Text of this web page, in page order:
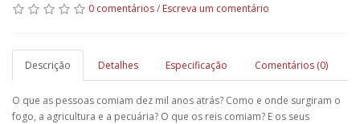
0 comentários/ Escreva um comentário
Descrição Detalhes Especificação Comentários (0)
O que as pessoas comiam dez mil anos atrás? Como e onde surgiram o
fogo, a agricultura e a pecuária? O que os reis comiam? E os seus